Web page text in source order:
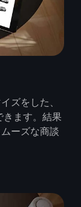
ズをした、
ます。結果
ーズな商談